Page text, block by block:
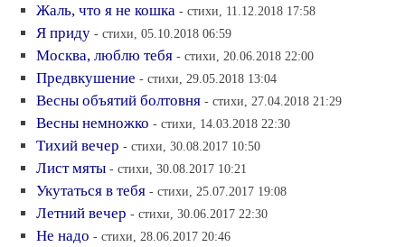
Жаль, что я не кошка - стихи, 11.12.2018 17:58
Я приду - стихи, 05.10.2018 06:59
Москва, люблю тебя - стихи, 20.06.2018 22:00
Предвкушение - стихи, 29.05.2018 13:04
Весны объятий болтовня - стихи, 27.04.2018 21:29
Весны немножко - стихи, 14.03.2018 22:30
Тихий вечер - стихи, 30.08.2017 10:50
Лист мяты - стихи, 30.08.2017 10:21
Укутаться в тебя - стихи, 25.07.2017 19:08
Летний вечер - стихи, 30.06.2017 22:30
Не надо - стихи, 28.06.2017 20:46